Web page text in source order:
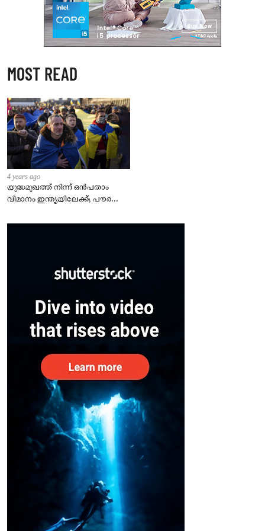
MOST READ
4 years ago
യുദ്ധമുഖത്ത് നിന്ന് ഒൻപതാം
വിമാനം ഇന്ത്യയിലേക്ക്; പൗരന്മാർ
– കേന്ദ്രം